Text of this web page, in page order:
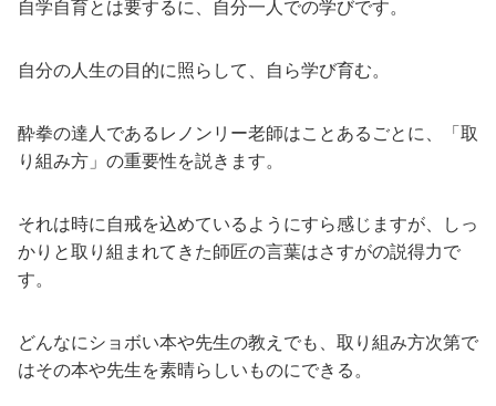
自学自育とは要するに、自分一人での学びです。
自分の人生の目的に照らして、自ら学び育む。
酔拳の達人であるレノンリー老師はことあるごとに、「取
り組み方」の重要性を説きます。
それは時に自戒を込めているようにすら感じますが、しっ
かりと取り組まれてきた師匠の言葉はさすがの説得力で
す。
どんなにショボい本や先生の教えでも、取り組み方次第で
はその本や先生を素晴らしいものにできる。